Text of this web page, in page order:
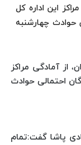
این اداره کل
چهارشنبه
از آمادگی مراکز
احتمالی حوادث
پاشا گفت:تمام